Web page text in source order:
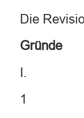
Die
Gründe
I.
1